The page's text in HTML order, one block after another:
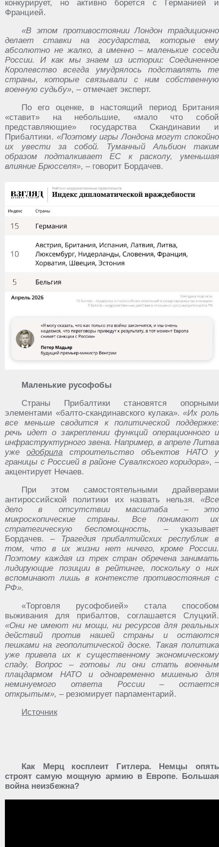
конкурирует, но активно борется с Германией и
Францией.
«В этом противостоянии Лондон традиционно
делает ставки на государства, которые ему
абсолютно не жалко, а именно – маленькие соседи
России. Икак мы знаем из истории: Соединенное
Королевство всегда умудрялось подставлять те
страны, которые связывали с ним собственную
военную судьбу», – отмечает эксперт.
По его оценке, в настоящий период Британия
«ставит» на небольшие, «мало что собой
представляющие» государства Скандинавии и
Прибалтики. «Поэтому игры Лондона могут спокойно
их увести за собой. Туманный Альбион таким
образом подталкивает ЕС к расколу, уменьшая
влияние Брюсселя», – говорит Бордачев.
Маленькие русофобы
Страны Прибалтики становятся опорными
элементами «балто-скандинавского кулака».«Их роль
все меньше сводится к политической поддержке:
речь идет о закреплении функций операционного и
инфраструктурного звена. Например, в апреле Литва
ужеодобрила строительство объектов НАТО у
границы с Россией в районе Сувалкского коридора», –
акцентирует Нечаев.
При этом самостоятельными драйверами
антироссийской политики их назвать нельзя. «Все
дело в отсутствии масштаба – это
микроскопические страны. Все понимают их
стратегическую беспомощность, – указывает
Бордачев. – Трагедия прибалтийских республик в
том, что в их жизни нет ничего, кроме России.
Поэтому каждая из трех стран обречена занимать
лидирующие позиции в рейтинге, поскольку о них
вспоминают лишь в контексте противостояния с
РФ».
«Торговля русофобией» стала способом
выживания для прибалтов, соглашается Слуцкий.
«Они не имеют ни мощи, ни ресурсов для реальных
действий против нашей страны и остаются
пешками на геополитической доске. Такая политика
уже привела их к существенному экономическому
спаду. Вопрос – готовы ли они стать военным
плацдармом НАТО и одновременно мишенью для
неминуемого ответа России – остается
открытым», – резюмирует парламентарий.
Источник
Как Мерц косплеит Гитлера. Немцы опять
строят самую мощную армию в Европе. Большая
война неизбежна?